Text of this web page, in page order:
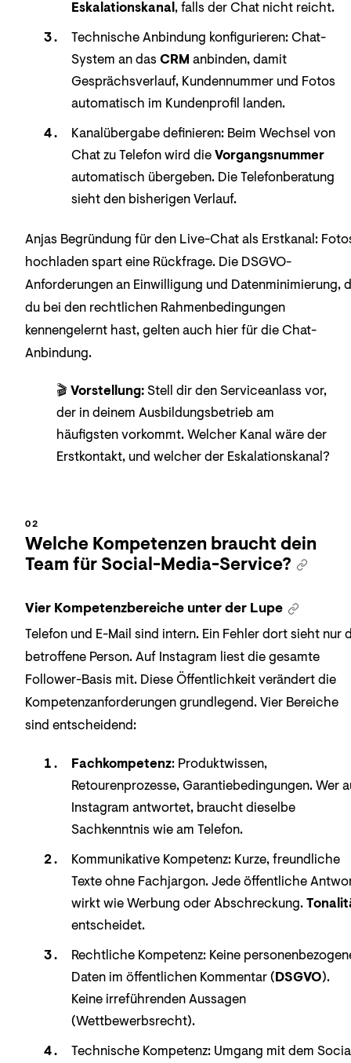
Eskalationskanal, falls der Chat nicht reicht.
Technische Anbindung konfigurieren: Chat-
System an dasCRM anbinden, damit
Gesprächsverlauf, Kundennummer und Fotos
automatisch im Kundenprofil landen.
Kanalübergabe definieren: Beim Wechsel von
Chat zu Telefon wird dieVorgangsnummer
automatisch übergeben. Die Telefonberatung
sieht den bisherigen Verlauf.
Anjas Begründung für den Live-Chat als Erstkanal:
hochladen spart eine Rückfrage. Die DSGVO-
Anforderungen an Einwilligung und Datenminimierung,
du bei den rechtlichen Rahmenbedingungen
kennengelernt hast, gelten auch hier für die Chat-
Anbindung.
🎬 Vorstellung:Stell dir den Serviceanlass vor,
der in deinem Ausbildungsbetrieb am
häufigsten vorkommt. Welcher Kanal wäre der
Erstkontakt, und welcher der Eskalationskanal?
Welche Kompetenzen braucht dein
Team für Social-Media-Service?
Vier Kompetenzbereiche unter der Lupe
Telefon und E-Mail sind intern. Ein Fehler dort sieht nur
betroffene Person. Auf Instagram liest die gesamte
Follower-Basis mit. Diese Öffentlichkeit verändert die
Kompetenzanforderungen grundlegend. Vier Bereiche
sind entscheidend:
Fachkompetenz: Produktwissen,
Retourenprozesse, Garantiebedingungen. Wer
Instagram antwortet, braucht dieselbe
Sachkenntnis wie am Telefon.
Kommunikative Kompetenz: Kurze, freundliche
Texte ohne Fachjargon. Jede öffentliche
wirkt wie Werbung oder Abschreckung.
entscheidet.
Rechtliche Kompetenz: Keine
Daten im öffentlichen Kommentar (DSGVO).
Keine irreführenden Aussagen
(Wettbewerbsrecht).
Technische Kompetenz: Umgang mit dem